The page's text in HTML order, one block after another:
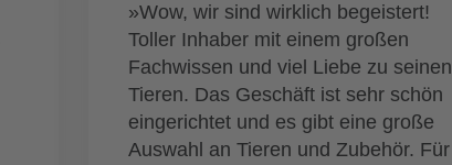
»Wow, wir sind wirklich begeistert!
Toller Inhaber mit einem großen
Fachwissen und viel Liebe zu seinen
Tieren. Das Geschäft ist sehr schön
eingerichtet und es gibt eine große
Auswahl an Tieren und Zubehör. Für